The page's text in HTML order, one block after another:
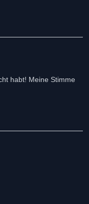
habt! Meine Stimme